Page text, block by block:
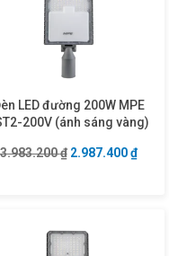
1.188.450 ₫.
LED đường 200W MPE
200V (ánh sáng vàng)
3.983.200₫ Giá gốc là:
2.987.400₫Giá